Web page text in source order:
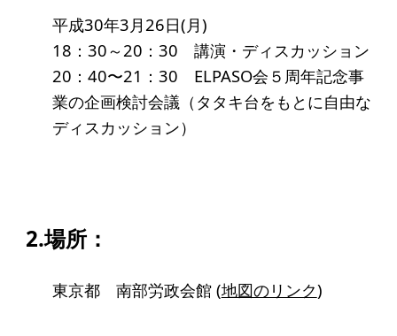
年間スケジュール
定款
個人情報保護方針
アクセス
事業方針
給付型奨学金とは
平成30年3月26日(月)
18：30～20：30 講演・ディスカッション
20：40〜21：30 ELPASO会５周年記念事
業の企画検討会議（タタキ台をもとに自由な
ディスカッション）
2.場所：
東京都 南部労政会館 (地図のリンク)